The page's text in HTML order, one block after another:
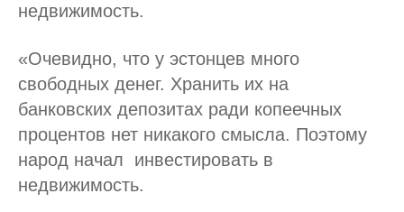
недвижимость.
«Очевидно, что у эстонцев много
свободных денег. Хранить их на
банковских депозитах ради копеечных
процентов нет никакого смысла. Поэтому
народ начал инвестировать в
недвижимость.